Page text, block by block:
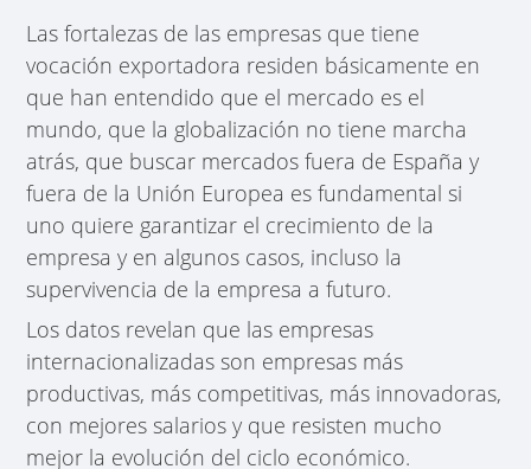
Las fortalezas de las empresas que tiene
vocación exportadora residen básicamente en
que han entendido que el mercado es el
mundo, que la globalización no tiene marcha
atrás, que buscar mercados fuera de España y
fuera de la Unión Europea es fundamental si
uno quiere garantizar el crecimiento de la
empresa y en algunos casos, incluso la
supervivencia de la empresa a futuro.
Los datos revelan que las empresas
internacionalizadas son empresas más
productivas, más competitivas, más innovadoras,
con mejores salarios y que resisten mucho
mejor la evolución del ciclo económico.